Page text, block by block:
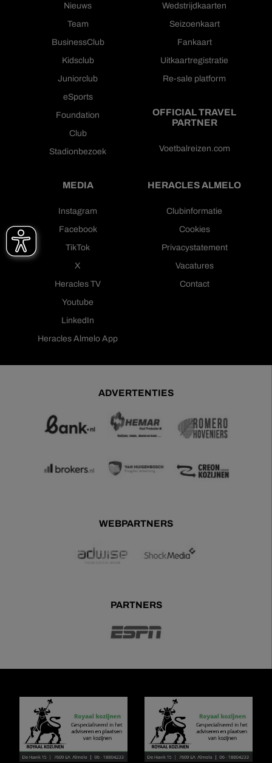
Nieuws
Team
BusinessClub
Kidsclub
Juniorclub
eSports
Foundation
Club
Stadionbezoek
Wedstrijdkaarten
Seizoenkaart
Fankaart
Uitkaartregistratie
Re-sale platform
OFFICIAL TRAVEL
PARTNER
Voetbalreizen.com
MEDIA
Instagram
Facebook
TikTok
X
Heracles TV
Youtube
LinkedIn
Heracles Almelo App
HERACLES ALMELO
Clubinformatie
Cookies
Privacystatement
Vacatures
Contact
ADVERTENTIES
WEBPARTNERS
PARTNERS